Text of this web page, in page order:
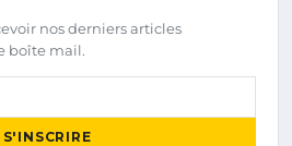
nos derniers articles
boîte mail.
S'INSCRIRE